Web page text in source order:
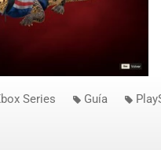
Series Guía